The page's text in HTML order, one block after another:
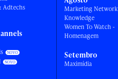
Adtechs
Marketing Network
Knowledge
Women To Watch -
Homenagem
Setembro
Maximídia